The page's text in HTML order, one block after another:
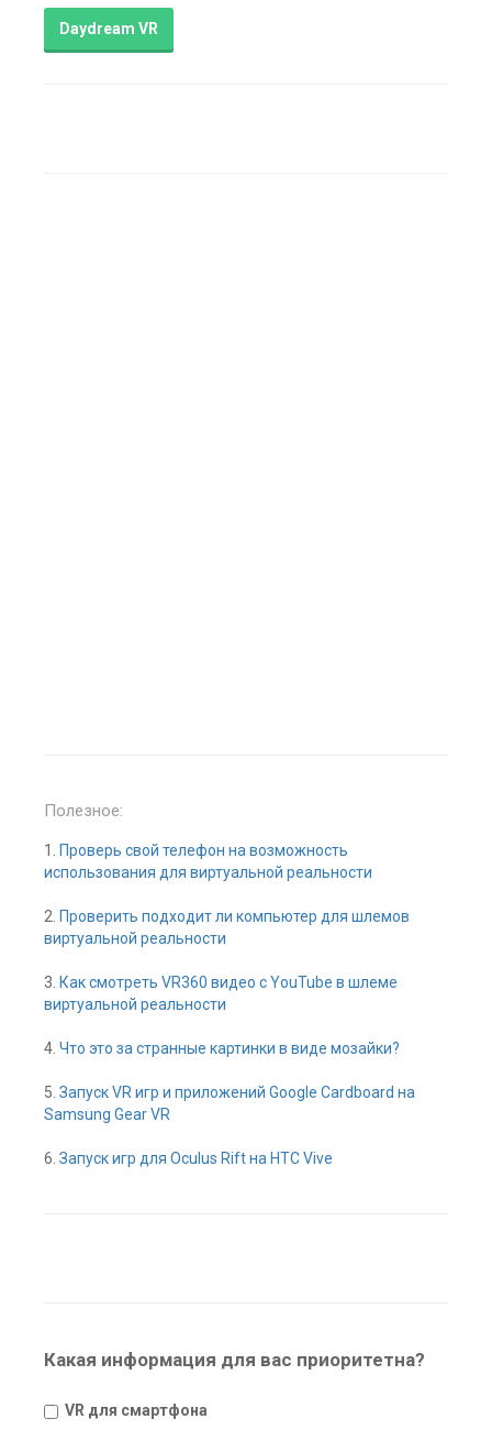
Daydream VR
Полезное:
1.
Проверь свой телефон на возможность
использования для виртуальной реальности
2. Проверить подходит ли компьютер для шлемов
виртуальной реальности
3. Как смотреть VR360 видео с YouTube в шлеме
виртуальной реальности
4. Что это за странные картинки в виде мозайки?
5. Запуск VR игр и приложений Google Cardboard на
Samsung Gear VR
6. Запуск игр для Oculus Rift на HTC Vive
Какая информация для вас приоритетна?
VR для смартфона